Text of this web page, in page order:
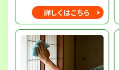
詳しくはこちら